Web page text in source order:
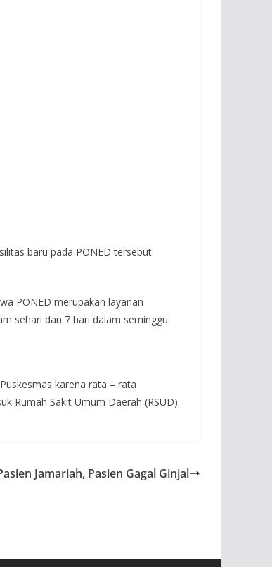
baru pada PONED tersebut.
PONED merupakan layanan
sehari dan 7 hari dalam seminggu.
karena rata – rata
Rumah Sakit Umum Daerah (RSUD)
Jamariah, Pasien Gagal Ginjal